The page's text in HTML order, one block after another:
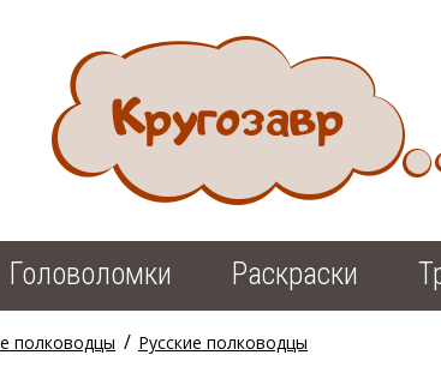
Головоломки Раскраски
полководцы / Русские полководцы